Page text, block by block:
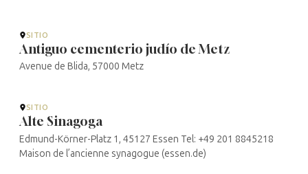
SITIO
Antiguo cementerio judío de Metz
Avenue de Blida, 57000 Metz
SITIO
Alte Sinagoga
Edmund-Körner-Platz 1, 45127 Essen Tel: +49 201 8845218
Maison de l’ancienne synagogue (essen.de)